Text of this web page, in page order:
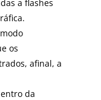
a flashes
os
afinal, a
da